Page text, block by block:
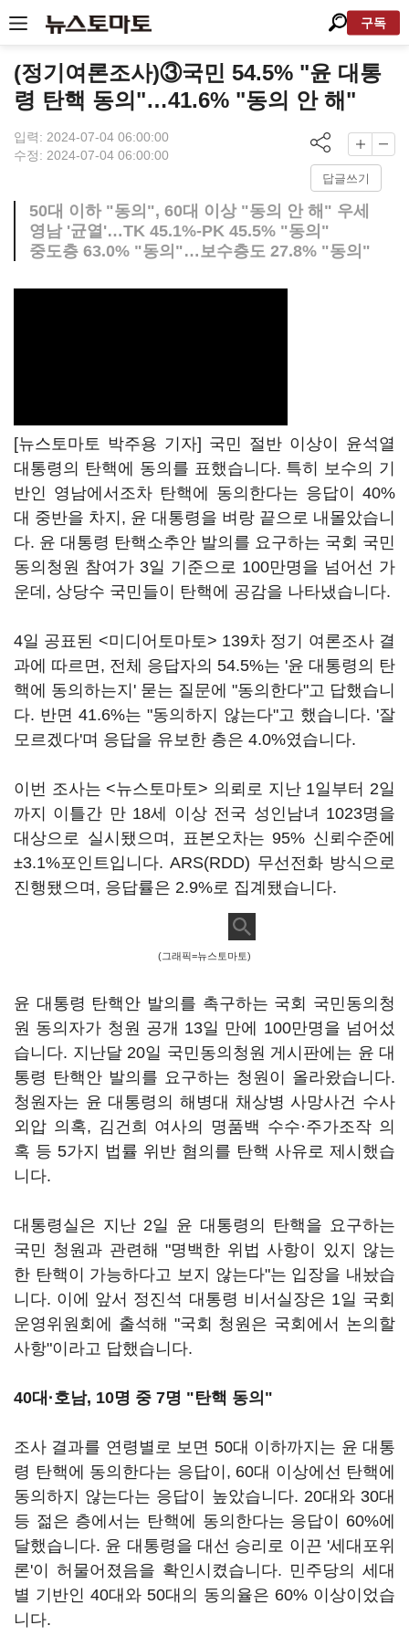
구독
(정기여론조사)③국민 54.5% "윤 대통
령 탄핵 동의"…41.6% "동의 안 해"
입력: 2024-07-04 06:00:00
수정: 2024-07-04 06:00:00
답글쓰기
50대 이하 "동의", 60대 이상 "동의 안 해" 우세
영남 '균열'…TK 45.1%-PK 45.5% "동의"
중도층 63.0% "동의"…보수층도 27.8% "동의"
[뉴스토마토 박주용 기자] 국민 절반 이상이 윤석열
대통령의 탄핵에 동의를 표했습니다. 특히 보수의 기
반인 영남에서조차 탄핵에 동의한다는 응답이 40%
대 중반을 차지, 윤 대통령을 벼랑 끝으로 내몰았습니
다. 윤 대통령 탄핵소추안 발의를 요구하는 국회 국민
동의청원 참여가 3일 기준으로 100만명을 넘어선 가
운데, 상당수 국민들이 탄핵에 공감을 나타냈습니다.
4일 공표된 <미디어토마토> 139차 정기 여론조사 결
과에 따르면, 전체 응답자의 54.5%는 '윤 대통령의 탄
핵에 동의하는지' 묻는 질문에 "동의한다"고 답했습니
다. 반면 41.6%는 "동의하지 않는다"고 했습니다. '잘
모르겠다'며 응답을 유보한 층은 4.0%였습니다.
이번 조사는 <뉴스토마토> 의뢰로 지난 1일부터 2일
까지 이틀간 만 18세 이상 전국 성인남녀 1023명을
대상으로 실시됐으며, 표본오차는 95% 신뢰수준에
±3.1%포인트입니다. ARS(RDD) 무선전화 방식으로
진행됐으며, 응답률은 2.9%로 집계됐습니다.
(그래픽=뉴스토마토)
윤 대통령 탄핵안 발의를 촉구하는 국회 국민동의청
원 동의자가 청원 공개 13일 만에 100만명을 넘어섰
습니다. 지난달 20일 국민동의청원 게시판에는 윤 대
통령 탄핵안 발의를 요구하는 청원이 올라왔습니다.
청원자는 윤 대통령의 해병대 채상병 사망사건 수사
외압 의혹, 김건희 여사의 명품백 수수·주가조작 의
혹 등 5가지 법률 위반 혐의를 탄핵 사유로 제시했습
니다.
대통령실은 지난 2일 윤 대통령의 탄핵을 요구하는
국민 청원과 관련해 "명백한 위법 사항이 있지 않는
한 탄핵이 가능하다고 보지 않는다"는 입장을 내놨습
니다. 이에 앞서 정진석 대통령 비서실장은 1일 국회
운영위원회에 출석해 "국회 청원은 국회에서 논의할
사항"이라고 답했습니다.
40대·호남, 10명 중 7명 "탄핵 동의"
조사 결과를 연령별로 보면 50대 이하까지는 윤 대통
령 탄핵에 동의한다는 응답이, 60대 이상에선 탄핵에
동의하지 않는다는 응답이 높았습니다. 20대와 30대
등 젊은 층에서는 탄핵에 동의한다는 응답이 60%에
달했습니다. 윤 대통령을 대선 승리로 이끈 '세대포위
론'이 허물어졌음을 확인시켰습니다. 민주당의 세대
별 기반인 40대와 50대의 동의율은 60% 이상이었습
니다.